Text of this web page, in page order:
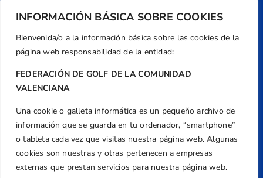
INFORMACIÓN BÁSICA SOBRE COOKIES
Bienvenida/o a la información básica sobre las cookies de la
página web responsabilidad de la entidad:
FEDERACIÓN DE GOLF DE LA COMUNIDAD
VALENCIANA
Una cookie o galleta informática es un pequeño archivo de
información que se guarda en tu ordenador, “smartphone”
o tableta cada vez que visitas nuestra página web. Algunas
cookies son nuestras y otras pertenecen a empresas
externas que prestan servicios para nuestra página web.
Dirección
Centre de L´Esport, Carrer d'Isaac Peral i
Caballero, Nº 5, Despachos 2 y 3, 46980,
Valencia